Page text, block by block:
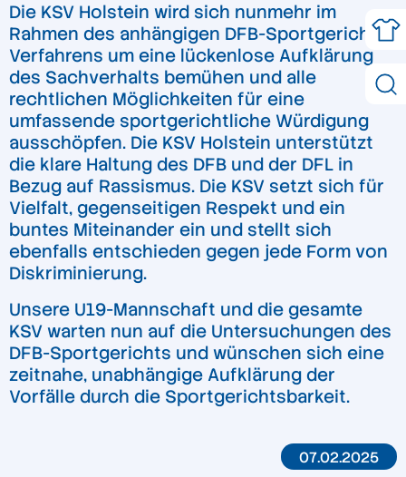
Die KSV Holstein wird sich nunmehr im
Rahmen des anhängigen DFB-Sportgerichts-
Verfahrens um eine lückenlose Aufklärung
des Sachverhalts bemühen und alle
rechtlichen Möglichkeiten für eine
umfassende sportgerichtliche Würdigung
ausschöpfen. Die KSV Holstein unterstützt
die klare Haltung des DFB und der DFL in
Bezug auf Rassismus. Die KSV setzt sich für
Vielfalt, gegenseitigen Respekt und ein
buntes Miteinander ein und stellt sich
ebenfalls entschieden gegen jede Form von
Diskriminierung.
Unsere U19-Mannschaft und die gesamte
KSV warten nun auf die Untersuchungen des
DFB-Sportgerichts und wünschen sich eine
zeitnahe, unabhängige Aufklärung der
Vorfälle durch die Sportgerichtsbarkeit.
07.02.2025